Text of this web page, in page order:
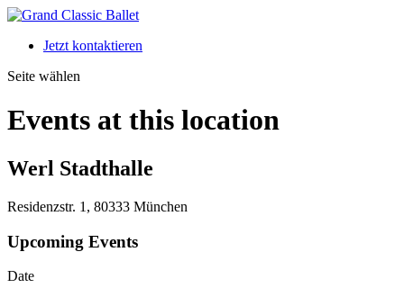
Jetzt kontaktieren
Seite wählen
Events at this location
Werl Stadthalle
Residenzstr. 1, 80333 München
Upcoming Events
Date